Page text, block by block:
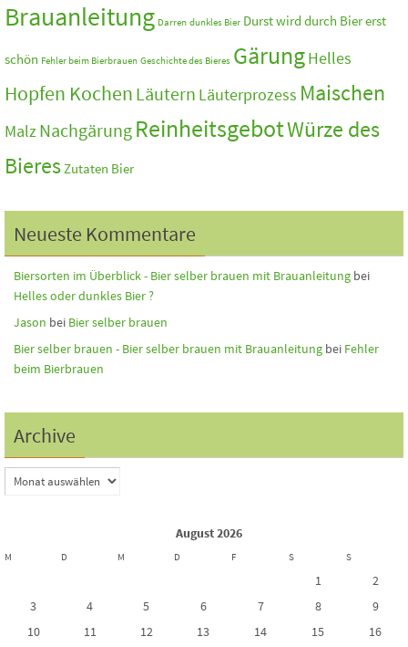
Brauanleitung Darren dunkles Bier Durst wird durch Bier erst
schön Fehler beim Bierbrauen Geschichte des Bieres GärungHelles
Hopfen Kochen Läutern Läuterprozess Maischen
MalzNachgärung ReinheitsgebotWürze des
BieresZutaten Bier
Neueste Kommentare
Biersorten im Überblick - Bier selber brauen mit Brauanleitung bei
Helles oder dunkles Bier ?
Jason bei Bier selber brauen
Bier selber brauen - Bier selber brauen mit Brauanleitung bei Fehler
beim Bierbrauen
Archive
August 2026
M D M D F S S
1
2
3
4 5 6 7 8
9
10
11 12 13 14 15 16